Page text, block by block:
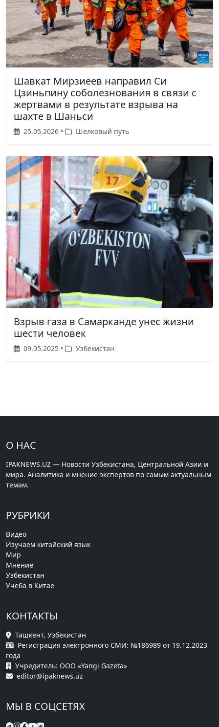
Шавкат Мирзиёев направил Си
Цзиньпину соболезнования в связи с
жертвами в результате взрыва на
шахте в Шаньси
25.05.2026 • Шелковый путь
Взрыв газа в Самарканде унес жизни
шести человек
09.05.2025 • Узбекистан
О НАС
IPAKNEWS.UZ — Новости Узбекистана, Центральной Азии и
мира. Аналитика и мнение экспертов по самым актуальным
темам.
РУБРИКИ
Видео
Изучаем китайский язык
Мир
Мнение
Узбекистан
Учеба в Китае
КОНТАКТЫ
Ташкент, Узбекистан
Регистрация электронного СМИ: №186989 от 19.12.2023
года
Учредитель: ООО «Yangi Gazeta»
editor@ipaknews.uz
МЫ В СОЦСЕТЯХ